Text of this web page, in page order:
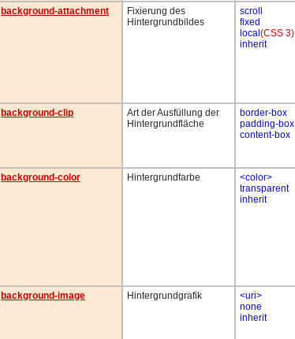
background-attachment
Fixierung des
Hintergrundbildes
scroll
fixed
local(CSS 3)
inherit
background-clip
Art der Ausfüllung der
Hintergrundfläche
border-box
padding-box
content-box
background-color
Hintergrundfarbe
<color>
transparent
inherit
background-image
Hintergrundgrafik
<uri>
none
inherit